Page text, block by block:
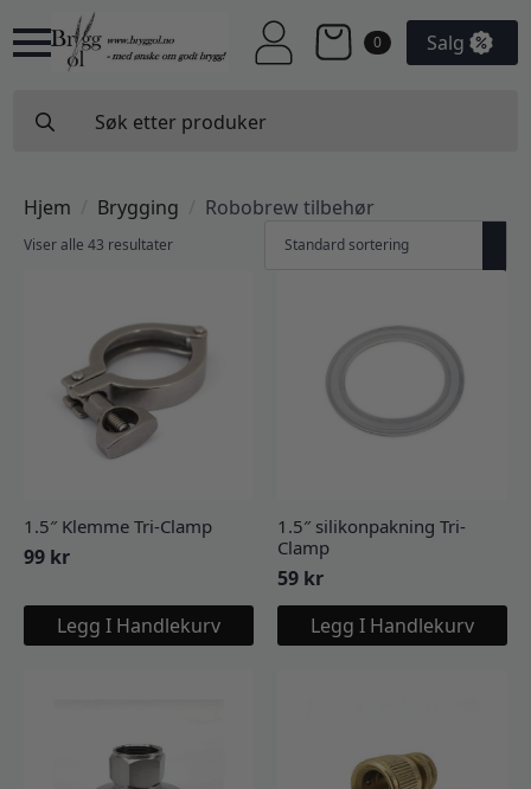
0 Salg
for:
Hjem Brygging Robobrew tilbehør
Viser alle 43 resultater
1.5″ Klemme Tri-Clamp
99 kr
Legg I Handlekurv
1.5″ silikonpakning Tri-
Clamp
59 kr
Legg I Handlekurv